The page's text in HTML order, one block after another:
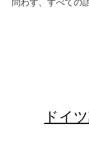
問わず、すべての
ドイ